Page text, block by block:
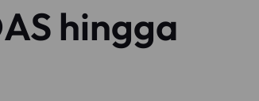
hingga